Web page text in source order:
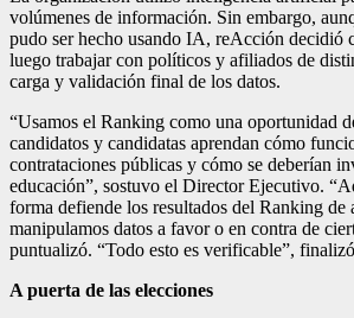
volúmenes de información. Sin embargo,
pudo ser hecho usando IA, reAcción decidió
luego trabajar con políticos y afiliados de
carga y validación final de los datos.
“Usamos el Ranking como una oportunidad
candidatos y candidatas aprendan cómo
contrataciones públicas y cómo se deberían
educación”, sostuvo el Director Ejecutivo.
forma defiende los resultados del Ranking de
manipulamos datos a favor o en contra de
puntualizó. “Todo esto es verificable”,
A puerta de las elecciones